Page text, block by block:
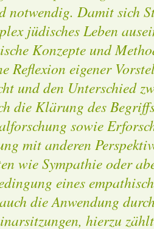
notwendig. Damit sich
jüdisches Leben
Konzepte und
Reflexion eigener
und den Unterschied
die Klärung des
sowie
mit anderen
wie Sympathie oder
eines
die Anwendung
hierzu